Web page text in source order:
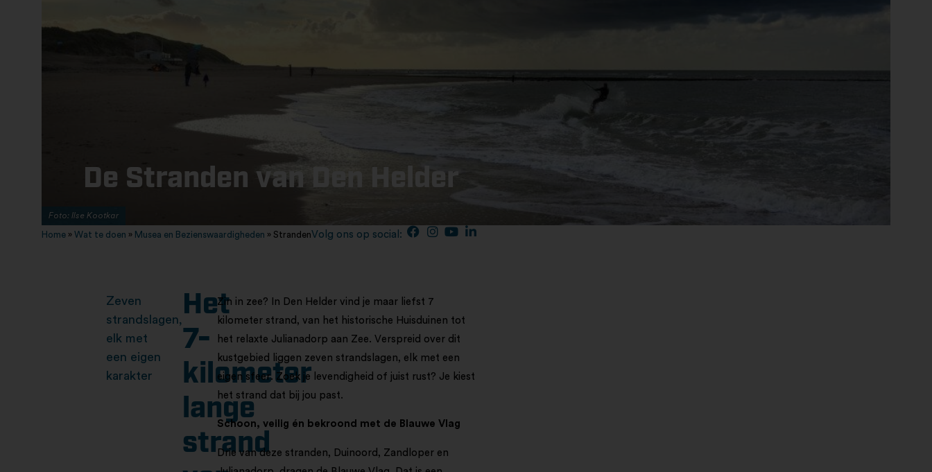
Foto: Ilse Kootkar
De Stranden van Den Helder
Home » Wat te doen » Musea en Bezienswaardigheden » StrandenVolg ons op social:
Zeven
strandslagen,
elk met
een eigen
karakter
Het
7-
kilometer
lange
strand
Zin in zee? In Den Helder vind je maar liefst 7
kilometer strand, van het historische Huisduinen tot
het relaxte Julianadorp aan Zee. Verspreid over dit
kustgebied liggen zeven strandslagen, elk met een
eigen sfeer. Zoek je levendigheid of juist rust? Je kiest
het strand dat bij jou past.
Schoon, veilig én bekroond met de Blauwe Vlag
Drie van deze stranden, Duinoord, Zandloper en